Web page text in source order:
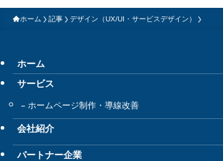
ホーム 記事 デザイン（UX/UI・サービスデザイン）
ホーム
サービス
ホームページ制作・導線改善
会社紹介
パートナー企業